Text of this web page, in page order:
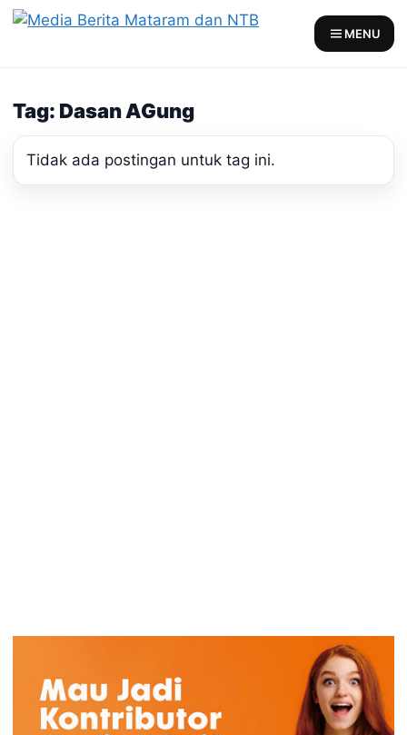
Skip
MENU
Tag: Dasan AGung
Tidak ada postingan untuk tag ini.